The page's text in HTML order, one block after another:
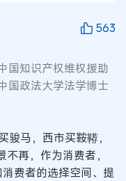
563
国知识产权维权援助
国政法大学法学博士
骏马，西市买鞍鞯，
再，作为消费者，
费者的选择空间、提